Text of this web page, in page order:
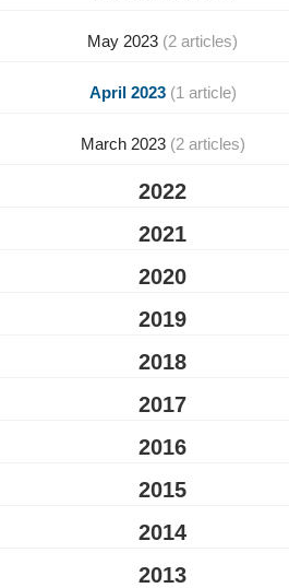
May 2023 (2 articles)
April 2023 (1 article)
March 2023 (2 articles)
2022
2021
2020
2019
2018
2017
2016
2015
2014
2013